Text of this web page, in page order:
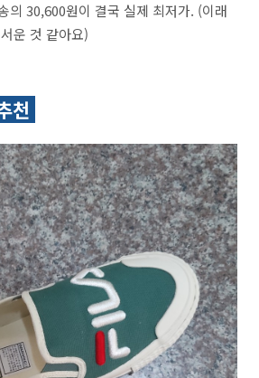
의 30,600원이 결국 실제 최저가. (이래
운 것 같아요)
천